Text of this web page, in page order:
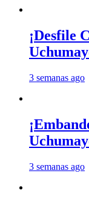
¡Desfile
3 semanas ago
3 semanas ago